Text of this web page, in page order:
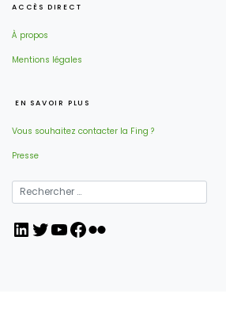
ACCÈS DIRECT
À propos
Mentions légales
EN SAVOIR PLUS
Vous souhaitez contacter la Fing ?
Presse
LinkedIn
Twitter
YouTube
Facebook
Flickr